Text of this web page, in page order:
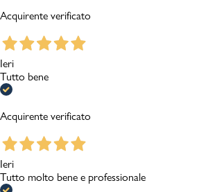
Acquirente verificato
Ieri
Tutto bene
Acquirente verificato
Ieri
Tutto molto bene e professionale